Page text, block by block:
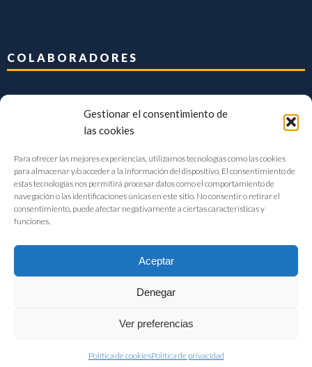
Gestionar el consentimiento de
las cookies
Para ofrecer las mejores experiencias, utilizamos tecnologías como las cookies
para almacenar y/o acceder a la información del dispositivo. El consentimiento de
estas tecnologías nos permitirá procesar datos como el comportamiento de
navegación o las identificaciones únicas en este sitio. No consentir o retirar el
consentimiento, puede afectar negativamente a ciertas características y
funciones.
Aceptar
Denegar
Ver preferencias
Política de cookiesPolítica de privacidad
COLABORADORES
FIAB Federación Española de Industrias de la Alimentación y Bebidas